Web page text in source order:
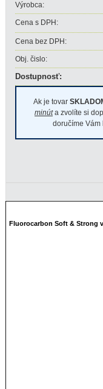
Výrobca:
Cena s DPH:
Cena bez DPH:
Obj. čislo:
Dostupnosť:
Ak je tovar
minúta zvolíte si
doručíme Vám
Fluorocarbon Soft & Strong